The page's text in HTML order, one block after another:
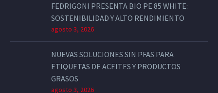
FEDRIGONI PRESENTA BIO PE 85 WHITE:
SOSTENIBILIDAD Y ALTO RENDIMIENTO
agosto 3, 2026
NUEVAS SOLUCIONES SIN PFAS PARA
ETIQUETAS DE ACEITES Y PRODUCTOS
GRASOS
agosto 3, 2026